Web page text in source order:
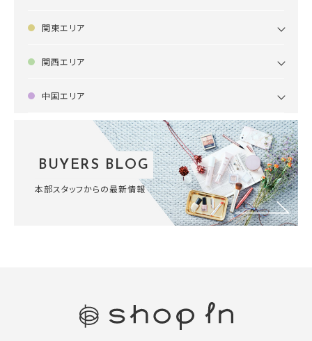
関東エリア
関西エリア
中国エリア
BUYERS BLOG
本部スタッフからの最新情報